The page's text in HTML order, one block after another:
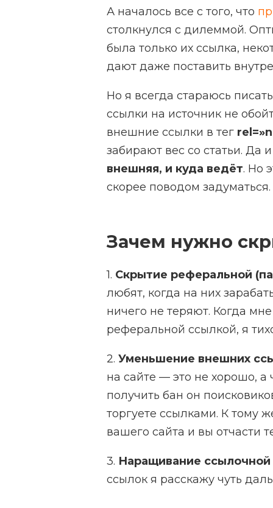
А началось все с того, что
столкнулся с дилеммой.
была только их ссылка,
дают даже поставить
Но я всегда стараюсь
ссылки на источник не
внешние ссылки в тег
забирают вес со статьи. Да
внешняя, и куда ведёт. Но
скорее поводом задуматься.
Зачем нужно
1. Скрытие реферальной
любят, когда на них
ничего не теряют. Когда
реферальной ссылкой, я
2. Уменьшение внешних
на сайте — это не хорошо, а
получить бан он
торгуете ссылками. К тому
вашего сайта и вы отчасти
3. Наращивание
ссылок я расскажу чуть